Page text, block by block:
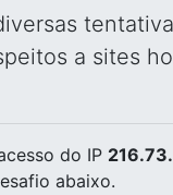
a sites
do IP
abaixo.